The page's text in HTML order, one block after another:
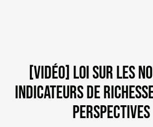
[VIDÉO] LOI SUR LES
INDICATEURS DE
PERSPECTIVES